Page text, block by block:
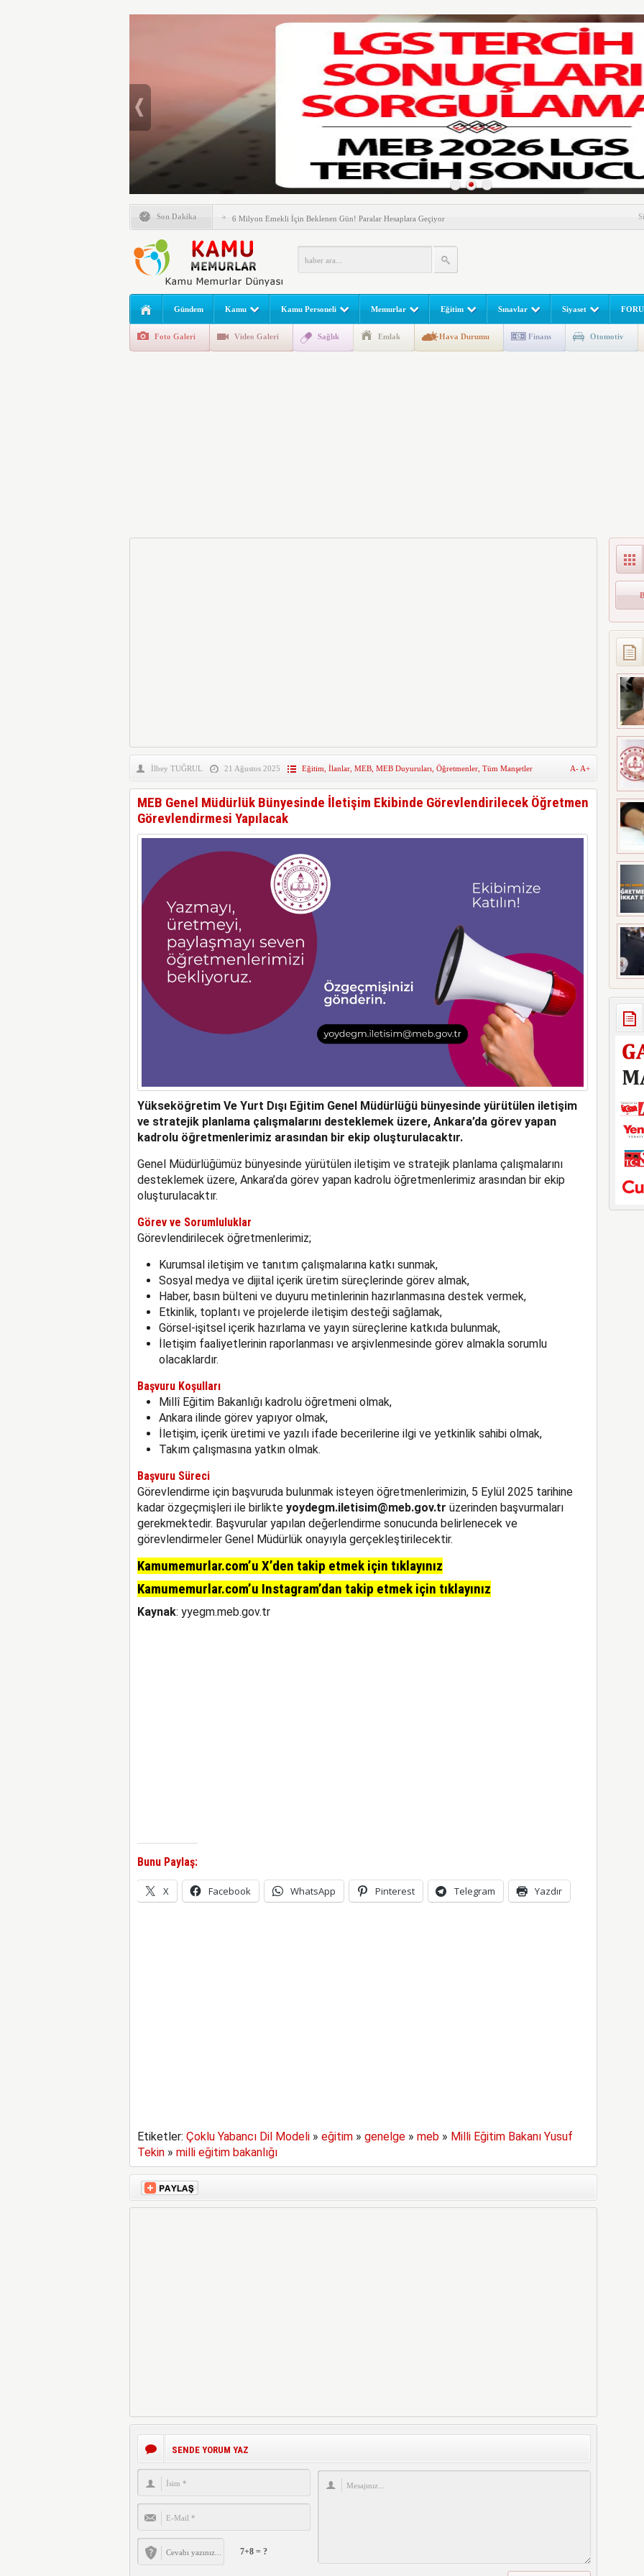
Son Dakika
Emlak Vergisinde Yeni Dönem! Ev Sahipleri Dikkat
6 Milyon Emekli İçin Beklenen Gün! Paralar Hesaplara Geçiyor
LGS Nakil Başvurusu Nasıl Yapılır? e-Okul Adım Adım Rehber (2026)
MEB LGS 2026 SONUÇ SORGULAMA EKRANI! LGS Sınav Sonuçları MEB Tarafından
Açıklandı! Liselere Geçiş Sınavı (LGS) (meb.gov.tr) Sonuç Sorgulama Ekranı
2026 Yılı Norm Güncellemeleri Başladı! Öğretmenler Nelere Dikkat Etmeli?
E-Devlet Unutulan Para Sorgulaması Başladı: Unuttuğunuz Paralar Ortaya Çıkabilir, Mirasçıları
Gündem Kamu Kamu Personeli Memurlar Eğitim Sınavlar Siyaset
Foto Galeri Video Galeri Sağlık Emlak Hava Durumu Finans Otomotiv
İlbey TUĞRUL 21 Ağustos 2025 Eğitim İlanlar, MEB, MEB Duyuruları Öğretmenler, Tüm Manşetler A- A+
MEB Genel Müdürlük Bünyesinde İletişim Ekibinde Görevlendirilecek Öğretmen
Görevlendirmesi Yapılacak
Yükseköğretim Ve Yurt Dışı Eğitim Genel Müdürlüğü bünyesinde yürütülen iletişim
ve stratejik planlama çalışmalarını desteklemek üzere, Ankara’da görev yapan
kadrolu öğretmenlerimiz arasından bir ekip oluşturulacaktır.
Genel Müdürlüğümüz bünyesinde yürütülen iletişim ve stratejik planlama çalışmalarını
desteklemek üzere, Ankara’da görev yapan kadrolu öğretmenlerimiz arasından bir ekip
oluşturulacaktır.
Görev ve Sorumluluklar
Görevlendirilecek öğretmenlerimiz;
Kurumsal iletişim ve tanıtım çalışmalarına katkı sunmak,
Sosyal medya ve dijital içerik üretim süreçlerinde görev almak,
Haber, basın bülteni ve duyuru metinlerinin hazırlanmasına destek vermek,
Etkinlik, toplantı ve projelerde iletişim desteği sağlamak,
Görsel-işitsel içerik hazırlama ve yayın süreçlerine katkıda bulunmak,
İletişim faaliyetlerinin raporlanması ve arşivlenmesinde görev almakla sorumlu
olacaklardır.
Başvuru Koşulları
Millî Eğitim Bakanlığı kadrolu öğretmeni olmak,
Ankara ilinde görev yapıyor olmak,
İletişim, içerik üretimi ve yazılı ifade becerilerine ilgi ve yetkinlik sahibi olmak,
Takım çalışmasına yatkın olmak.
Başvuru Süreci
Görevlendirme için başvuruda bulunmak isteyen öğretmenlerimizin, 5 Eylül 2025 tarihine
kadar özgeçmişleri ile birlikte yoydegm.iletisim@meb.gov.tr üzerinden başvurmaları
gerekmektedir. Başvurular yapılan değerlendirme sonucunda belirlenecek ve
görevlendirmeler Genel Müdürlük onayıyla gerçekleştirilecektir.
Kamumemurlar.com’u X’den takip etmek için tıklayınız
Kamumemurlar.com’u Instagram’dan takip etmek için tıklayınız
Kaynak: yyegm.meb.gov.tr
Bunu Paylaş:
X Facebook WhatsApp Pinterest Telegram Yazdır
Etiketler: Çoklu Yabancı Dil Modeli» eğitim» genelge» meb» Milli Eğitim Bakanı Yusuf
Tekin» milli eğitim bakanlığı
SENDE YORUM YAZ
7+8 = ?